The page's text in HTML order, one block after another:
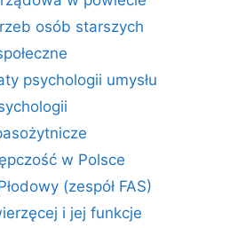
osób starszych
psychologii umysłu
w Polsce
(zespół FAS)
i jej funkcje